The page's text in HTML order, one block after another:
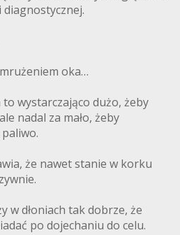
oka…
wystarczająco dużo, żeby
nadal za mało, żeby
że nawet stanie w korku
w dłoniach tak dobrze, że
po dojechaniu do celu.